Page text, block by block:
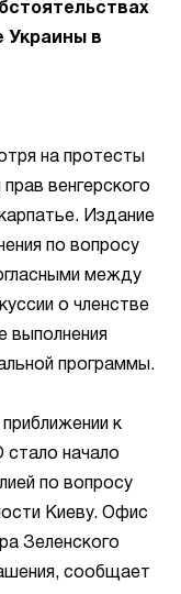
Украины в
на протесты
венгерского
Издание
по вопросу
между
о членстве
выполнения
программы.
к
начало
по вопросу
Киеву. Офис
Зеленского
сообщает